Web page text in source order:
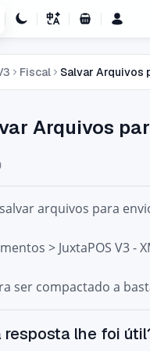
Carrinho de
Fiscal Salvar Arquivos
Arquivos
arquivos para
> JuxtaPOS V3 -
ser compactado a
resposta lhe foi